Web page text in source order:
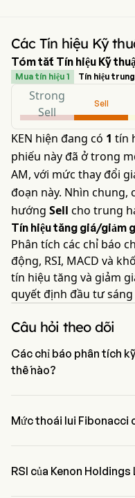
Các Tín hiệu Kỹ
Tóm tắt Tín hiệu Kỹ
Mua tín hiệu 1 Tín hiệu
Strong
Sell
Sell
KEN hiện đang có 1 tín
phiếu này đã ở trong
AM, với mức thay đổi
đoạn này. Nhìn chung,
hướng Sell cho trung
Tín hiệu tăng giá/giảm
Phân tích các chỉ báo
động, RSI, MACD và
tín hiệu tăng và giảm
quyết định đầu tư
Câu hỏi theo dõi
Các chỉ báo phân tích
thế nào?
tín hiệu bán.
Mức thoái lui Fibonacci
RSI của Kenon